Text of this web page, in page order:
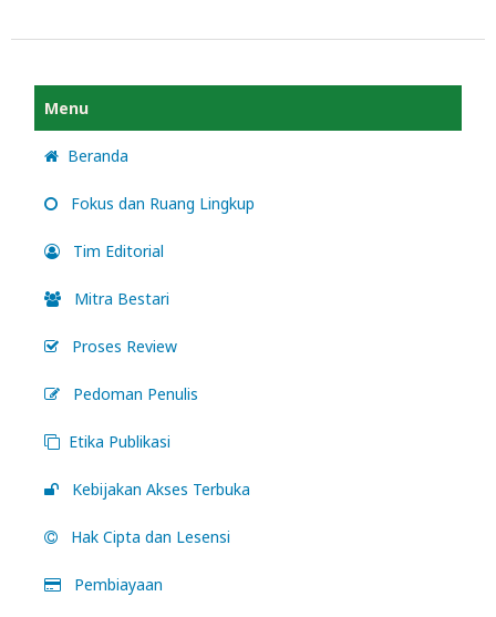
Menu
Beranda
Fokus dan Ruang Lingkup
Tim Editorial
Mitra Bestari
Proses Review
Pedoman Penulis
Etika Publikasi
Kebijakan Akses Terbuka
Hak Cipta dan Lesensi
Pembiayaan